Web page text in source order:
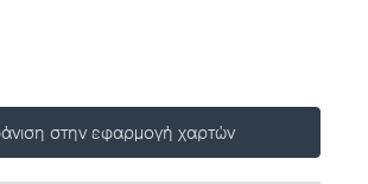
στην εφαρμογή χαρτών